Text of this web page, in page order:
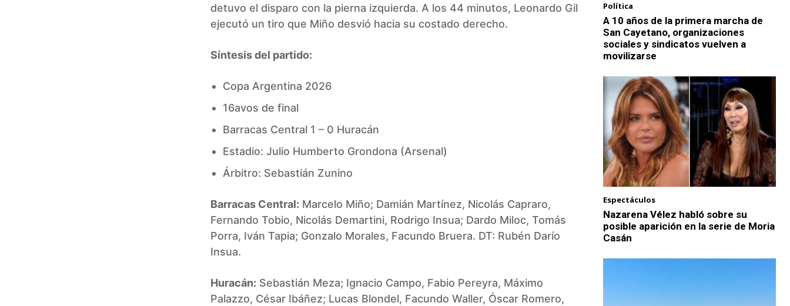
detuvo el disparo con la pierna izquierda. A los 44 minutos, Leonardo Gil
ejecutó un tiro que Miño desvió hacia su costado derecho.
Síntesis del partido:
Copa Argentina 2026
16avos de final
Barracas Central 1 – 0 Huracán
Estadio: Julio Humberto Grondona (Arsenal)
Árbitro: Sebastián Zunino
Barracas Central: Marcelo Miño; Damián Martínez, Nicolás Capraro,
Fernando Tobio, Nicolás Demartini, Rodrigo Insua; Dardo Miloc, Tomás
Porra, Iván Tapia; Gonzalo Morales, Facundo Bruera. DT: Rubén Darío
Insua.
Huracán: Sebastián Meza; Ignacio Campo, Fabio Pereyra, Máximo
Palazzo, César Ibáñez; Lucas Blondel, Facundo Waller, Óscar Romero,
Política
A 10 años de la primera marcha de
San Cayetano, organizaciones
sociales y sindicatos vuelven a
movilizarse
Espectáculos
Nazarena Vélez habló sobre su
posible aparición en la serie de Moria
Casán